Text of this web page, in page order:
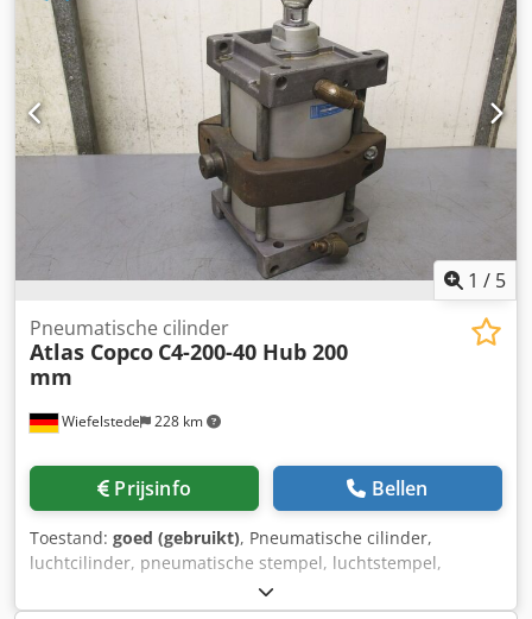
1 / 5
Wiefelstede 228 km
Pneumatische cilinder
Atlas Copco C4-200-40 Hub 200
mm
Prijsinfo Bellen
Toestand: goed (gebruikt), Pneumatische cilinder,
luchtcilinder, pneumatische stempel, luchtstempel,
normcilinder - Fabrikant: Atlas Copco, normcilinder type
C4-200-40 - Slaglengte: 200 mm - Zuigerstang: Ø 40 mm -